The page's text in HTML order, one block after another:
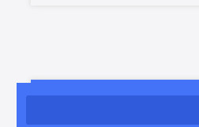
شهر مرده ۳